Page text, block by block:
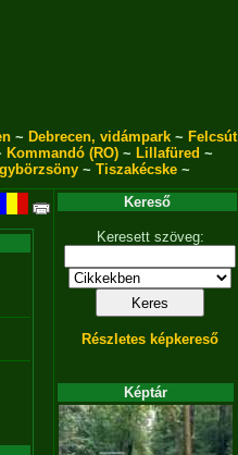
~ Debrecen, vidámpark~ Felcsút
Kommandó (RO) ~ Lillafüred ~
~ Tiszakécske~
Kereső
Keresett szöveg:
Részletes képkereső
Képtár